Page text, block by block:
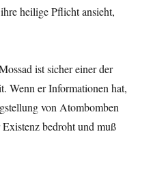
heilige Pflicht ansieht,
ist sicher einer der
Wenn er Informationen hat,
von Atombomben
bedroht und muß